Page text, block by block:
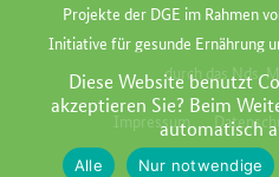
Projekte der DGE im Rahmen
Initiative für gesunde Ernährung
durch das Nds.
Impressum
Diese Website benutzt
akzeptieren Sie? Beim
automatisch
Alle Nur notwendige